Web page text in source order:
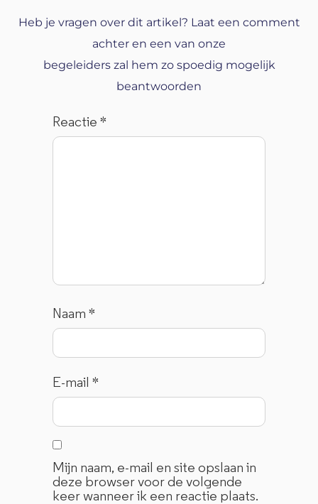
Heb je vragen over dit artikel? Laat een comment
achter en een van onze
begeleiders zal hem zo spoedig mogelijk
beantwoorden
Reactie*
Naam*
E-mail*
Mijn naam, e-mail en site opslaan in
deze browser voor de volgende
keer wanneer ik een reactie plaats.